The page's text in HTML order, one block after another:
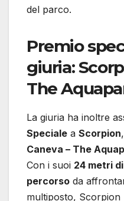
del parco.
Premio
giuria:
The
La giuria ha inoltre
Speciale a Scorpion
Caneva – The
Con i suoi 24 metri
percorso da
multiposto, Scorpion